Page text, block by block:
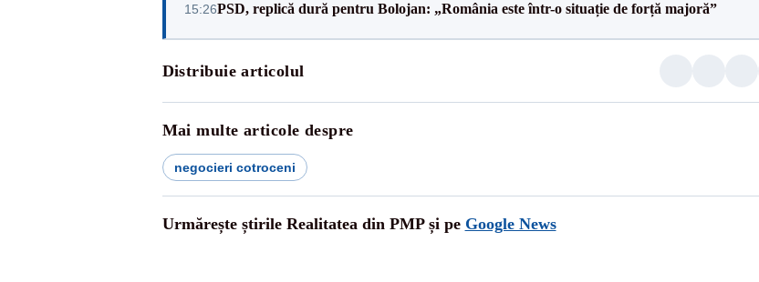
15:26PSD, replică dură pentru Bolojan: „România este într-o situație de forță majoră”
Distribuie articolul
Mai multe articole despre
negocieri cotroceni
Urmărește știrile Realitatea din PMP și pe Google News